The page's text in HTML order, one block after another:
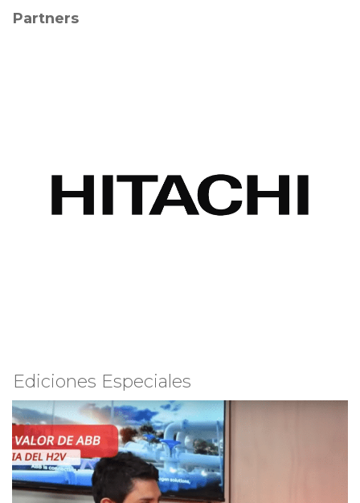
Partners
Ediciones Especiales